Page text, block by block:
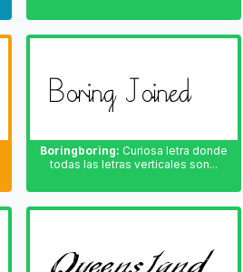
Boringboring: Curiosa letra donde
todas las letras verticales son...